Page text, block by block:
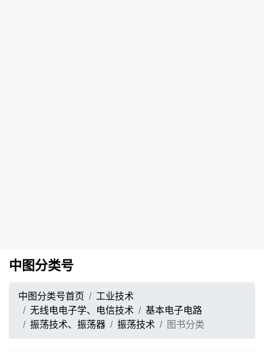
中图分类号
中图分类号首页
工业技术
无线电电子学、电信技术
基本电子电路
振荡技术、振荡器
振荡技术 图书分类